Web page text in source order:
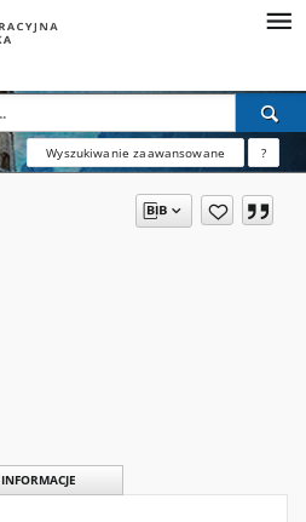
Wyszukiwanie zaawansowane ?
INFORMACJE